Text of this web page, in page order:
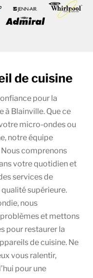
de cuisine
pour la
à Blainville. Que ce
micro-ondes ou
notre équipe
Nous comprenons
votre quotidien et
services de
supérieure.
nous
et mettons
pour restaurer la
de cuisine. Ne
vous ralentir,
pour une